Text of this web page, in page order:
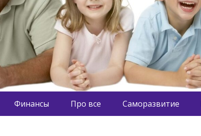
Финансы Про все Саморазвитие